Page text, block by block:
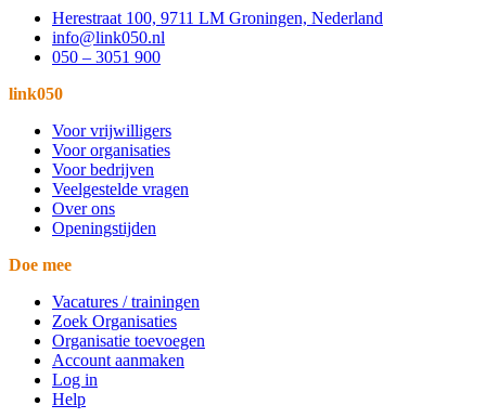
Herestraat 100, 9711 LM Groningen, Nederland
info@link050.nl
050 – 3051 900
link050
Voor vrijwilligers
Voor organisaties
Voor bedrijven
Veelgestelde vragen
Over ons
Openingstijden
Doe mee
Vacatures / trainingen
Zoek Organisaties
Organisatie toevoegen
Account aanmaken
Log in
Help